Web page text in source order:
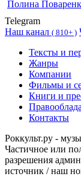
Полина
Telegram
Наш канал ( 810+ )
Тексты и
Жанры
Компании
Фильмы и
Книги и
Контакты
Роккульт.ру -
Частичное или
разрешения
источник / наш